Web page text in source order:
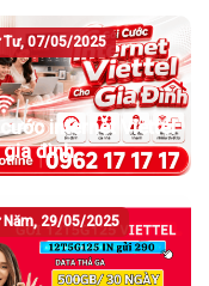
Tư, 07/05/2025
internet Viettel
đình
Năm, 29/05/2025